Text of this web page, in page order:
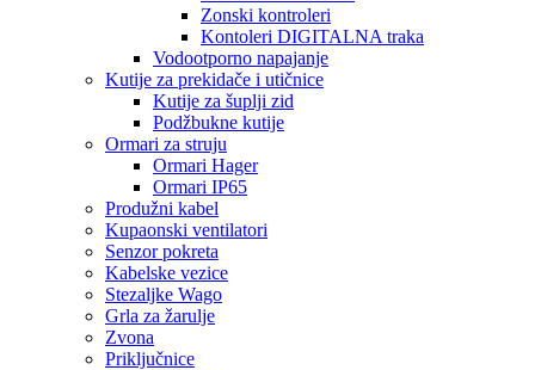
Zonski kontroleri
Kontoleri DIGITALNA traka
Vodootporno napajanje
Kutije za prekidače i utičnice
Kutije za šuplji zid
Podžbukne kutije
Ormari za struju
Ormari Hager
Ormari IP65
Produžni kabel
Kupaonski ventilatori
Senzor pokreta
Kabelske vezice
Stezaljke Wago
Grla za žarulje
Zvona
Priključnice